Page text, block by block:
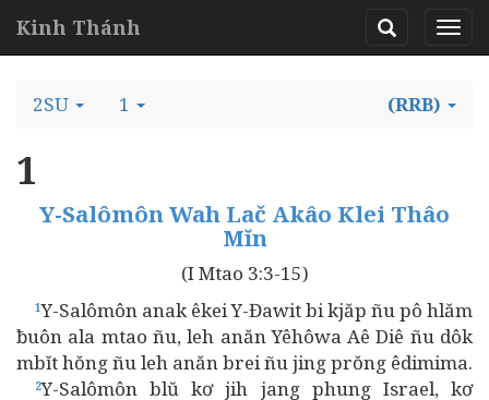
Kinh Thánh
2SU 1 (RRB)
1
Y-Salômôn Wah Lač Akâo Klei Thâo
Mĭn
(I Mtao 3:3-15)
1Y-Salômôn anak êkei Y-Đawit bi kjăp ñu pô hlăm
ƀuôn ala mtao ñu, leh anăn Yêhôwa Aê Diê ñu dôk
mbĭt hŏng ñu leh anăn brei ñu jing prŏng êdimima.
2Y-Salômôn blŭ kơ jih jang phung Israel, kơ